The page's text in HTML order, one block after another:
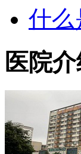
什么
医院